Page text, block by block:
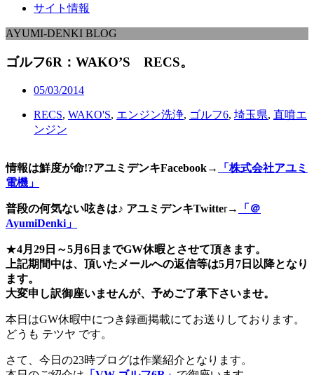
サイト情報
AYUMI-DENKI BLOG
ゴルフ6R：WAKO’S RECS。
05/03/2014
RECS, WAKO'S, エンジン洗浄, ゴルフ6, 埼玉県, 直噴エ
ンジン
情報は鮮度が命!?アユミデンキFacebook→
「株式会社アユミ
電機」
普段の何気ない呟きは♪ アユミデンキTwitter→
「＠
AyumiDenki」
★4月29日～5月6日までGW休暇とさせて頂きます。
上記期間中は、頂いたメールへの返信等は5月7日以降となり
ます。
大変申し訳御座いませんが、予めご了承下さいませ。
本日はGW休暇中につき録画掲載にてお送りしております。
どうも テツヤ です。
さて、今日の23時ブログは作業紹介となります。